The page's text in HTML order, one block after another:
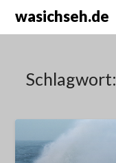
wasichseh.de
Schlagwort: